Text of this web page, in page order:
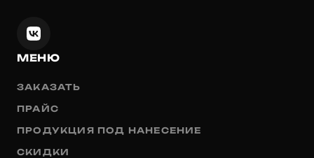
МЕНЮ
ЗАКАЗАТЬ
ПРАЙС
ПРОДУКЦИЯ ПОД НАНЕСЕНИЕ
СКИДКИ